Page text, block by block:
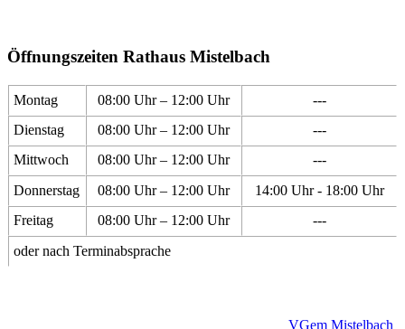
Öffnungszeiten Rathaus Mistelbach
Montag 08:00 Uhr – 12:00 Uhr
---
Dienstag
08:00 Uhr – 12:00 Uhr
---
Mittwoch
08:00 Uhr – 12:00 Uhr
---
Donnerstag
08:00 Uhr – 12:00 Uhr
14:00 Uhr - 18:00 Uhr
Freitag
08:00 Uhr – 12:00 Uhr
---
oder nach Terminabsprache
VGem Mistelbach